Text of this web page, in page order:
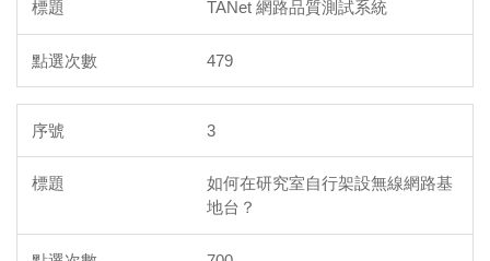
TANet 網路品質測試系統
479
3
如何在研究室自行架設無線網路基
地台？